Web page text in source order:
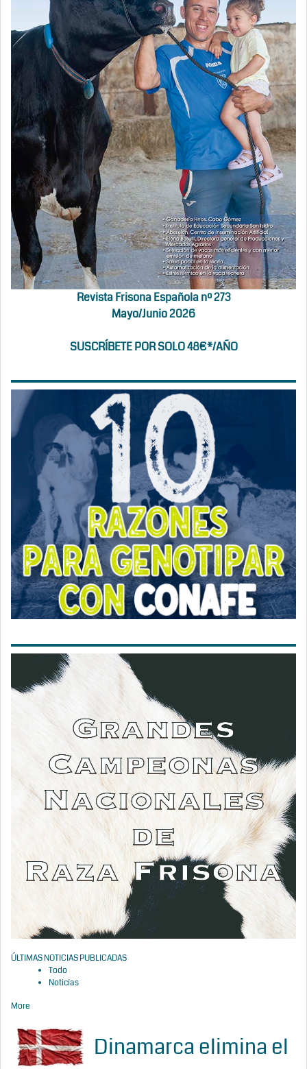
Revista Frisona Española nº 273
Mayo/Junio 2026
SUSCRÍBETE POR SOLO 48€*/AÑO
ÚLTIMAS NOTICIAS PUBLICADAS
Todo
Noticias
More
Dinamarca elimina el